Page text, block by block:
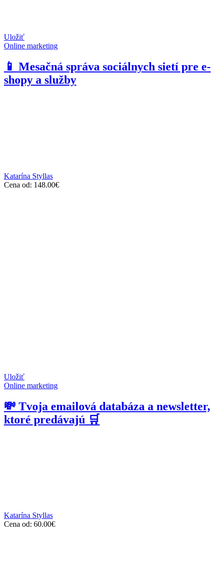
Uložiť
Online marketing
📱 Mesačná správa sociálnych sietí pre e-
shopy a služby
Katarína Styllas
Cena od: 148.00€
Uložiť
Online marketing
💸 Tvoja emailová databáza a newsletter,
ktoré predávajú 🛒
Katarína Styllas
Cena od: 60.00€